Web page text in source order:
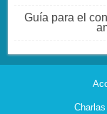
Guía para el